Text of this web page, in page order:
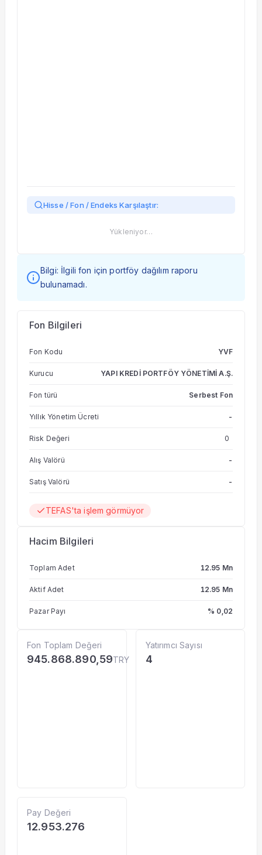
Hisse / Fon / Endeks Karşılaştır:
Yükleniyor…
Bilgi: İlgili fon için portföy dağılım raporu
bulunamadı.
Fon Bilgileri
Fon Kodu YVF
Kurucu YAPI KREDİ PORTFÖY YÖNETİMİ A.Ş.
Fon türü Serbest Fon
Yıllık Yönetim Ücreti -
Risk Değeri 0
Alış Valörü -
Satış Valörü -
TEFAS'ta işlem görmüyor
Hacim Bilgileri
Toplam Adet 12.95 Mn
Aktif Adet 12.95 Mn
Pazar Payı % 0,02
Fon Toplam Değeri
945.868.890,59TRY
Yatırımcı Sayısı
4
Pay Değeri
12.953.276